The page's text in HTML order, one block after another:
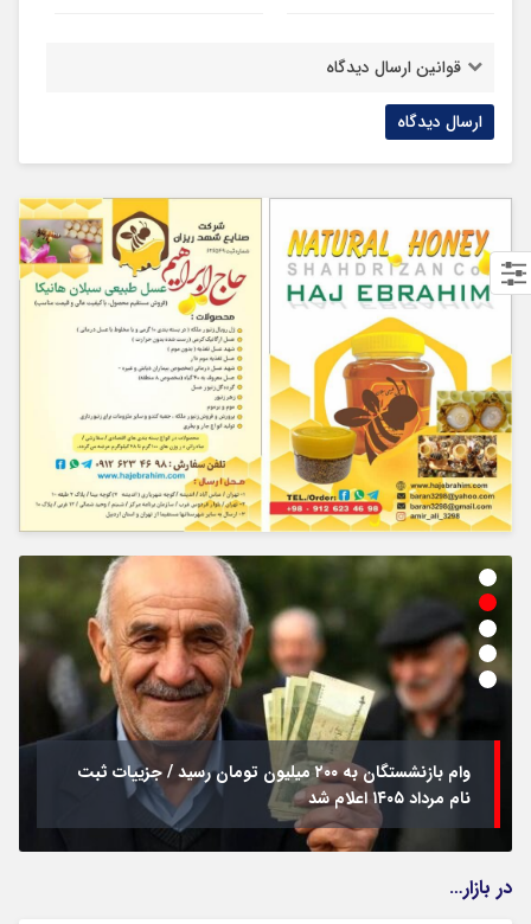
قوانین ارسال دیدگاه
وام بازنشستگان به ۲۰۰ میلیون تومان رسید / جزییات ثبت
نام مرداد ۱۴۰۵ اعلام شد
در بازار…